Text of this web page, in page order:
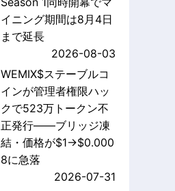
イニング期間は8月4日
まで延長
2026-08-03
WEMIX$ステーブルコ
インが管理者権限ハッ
クで523万トークン不
正発行——ブリッジ凍
結・価格が$1→$0.000
8に急落
2026-07-31